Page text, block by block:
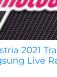
2021
Live